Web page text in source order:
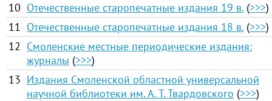
10 Отечественные старопечатные издания 19 в. (>>>)
11 Отечественные старопечатные издания 18 в. (>>>)
12 Смоленские местные периодические издания:
журналы (>>>)
13 Издания Смоленской областной универсальной
научной библиотеки им. А. Т. Твардовского (>>>)